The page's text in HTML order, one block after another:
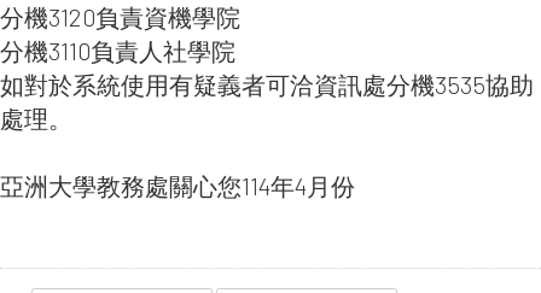
分機3120負責資機學院
分機3110負責人社學院
如對於系統使用有疑義者可洽資訊處分機3535協助
處理。
亞洲大學教務處關心您114年4月份